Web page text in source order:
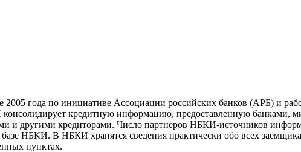
года по инициативе Ассоциации российских банков (АРБ) и
кредитную информацию, предоставленную банками,
другими кредиторами. Число партнеров НБКИ-источников
базе НБКИ. В НБКИ хранятся сведения практически обо всех
пунктах.